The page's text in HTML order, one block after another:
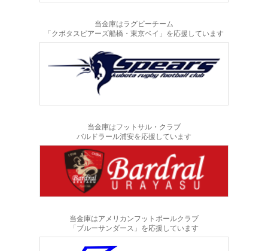
当金庫はラグビーチーム
「クボタスピアーズ船橋・東京ベイ」を応援しています
当金庫はフットサル・クラブ
バルドラール浦安を応援しています
当金庫はアメリカンフットボールクラブ
「ブルーサンダース」を応援しています